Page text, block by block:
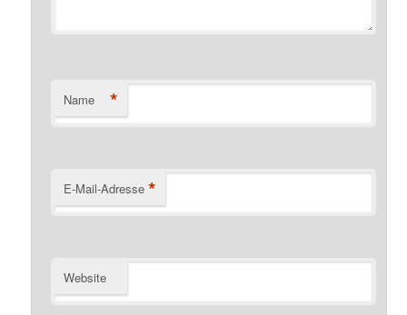
Name *
E-Mail-Adresse *
Website